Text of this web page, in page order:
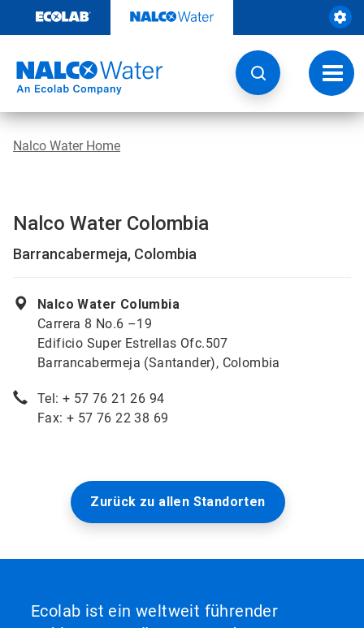
Inhalt
Nalco Water Home
Nalco Water Colombia
Barrancabermeja, Colombia
Nalco Water Columbia
Carrera 8 No.6 –19
Edificio Super Estrellas Ofc.507
Barrancabermeja (Santander), Colombia
Tel: + 57 76 21 26 94
Fax: + 57 76 22 38 69
Zurück zu allen Standorten
Ecolab ist ein weltweit führender